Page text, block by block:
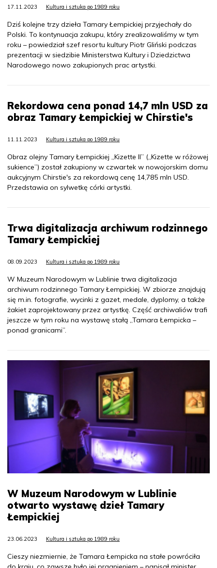
17.11.2023 Kultura i sztuka po 1989 roku
Dziś kolejne trzy dzieła Tamary Łempickiej przyjechały do
Polski. To kontynuacja zakupu, który zrealizowaliśmy w tym
roku – powiedział szef resortu kultury Piotr Gliński podczas
prezentacji w siedzibie Ministerstwa Kultury i Dziedzictwa
Narodowego nowo zakupionych prac artystki.
Rekordowa cena ponad 14,7 mln USD za
obraz Tamary Łempickiej w Chirstie's
11.11.2023 Kultura i sztuka po 1989 roku
Obraz olejny Tamary Łempickiej „Kizette II” („Kizette w różowej
sukience”) został zakupiony w czwartek w nowojorskim domu
aukcyjnym Chirstie's za rekordową cenę 14,785 mln USD.
Przedstawia on sylwetkę córki artystki.
Trwa digitalizacja archiwum rodzinnego
Tamary Łempickiej
08.09.2023 Kultura i sztuka po 1989 roku
W Muzeum Narodowym w Lublinie trwa digitalizacja
archiwum rodzinnego Tamary Łempickiej. W zbiorze znajdują
się m.in. fotografie, wycinki z gazet, medale, dyplomy, a także
żakiet zaprojektowany przez artystkę. Część archiwaliów trafi
jeszcze w tym roku na wystawę stałą „Tamara Łempicka –
ponad granicami”.
W Muzeum Narodowym w Lublinie
otwarto wystawę dzieł Tamary
Łempickiej
23.06.2023 Kultura i sztuka po 1989 roku
Cieszy niezmiernie, że Tamara Łempicka na stałe powróciła